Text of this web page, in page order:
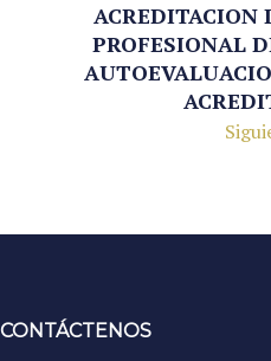
ACREDITACION
PROFESIONAL
CONTÁCTENOS